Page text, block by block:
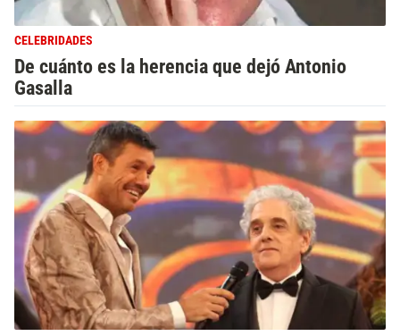
CELEBRIDADES
De cuánto es la herencia que dejó Antonio
Gasalla